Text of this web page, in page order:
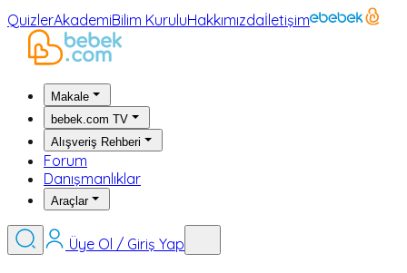
QuizlerAkademiBilim KuruluHakkımızdaİletişim
Makale
bebek.com TV
Alışveriş Rehberi
Forum
Danışmanlıklar
Araçlar
Üye Ol / Giriş Yap